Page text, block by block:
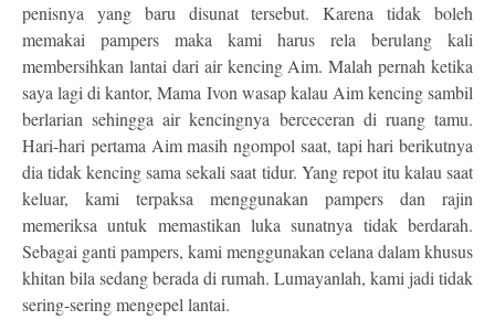
penisnya yang baru disunat tersebut. Karena tidak boleh
memakai pampers maka kami harus rela berulang kali
membersihkan lantai dari air kencing Aim. Malah pernah ketika
saya lagi di kantor, Mama Ivon wasap kalau Aim kencing sambil
berlarian sehingga air kencingnya berceceran di ruang tamu.
Hari-hari pertama Aim masih ngompol saat, tapi hari berikutnya
dia tidak kencing sama sekali saat tidur. Yang repot itu kalau saat
keluar, kami terpaksa menggunakan pampers dan rajin
memeriksa untuk memastikan luka sunatnya tidak berdarah.
Sebagai ganti pampers, kami menggunakan celana dalam khusus
khitan bila sedang berada di rumah. Lumayanlah, kami jadi tidak
sering-sering mengepel lantai.